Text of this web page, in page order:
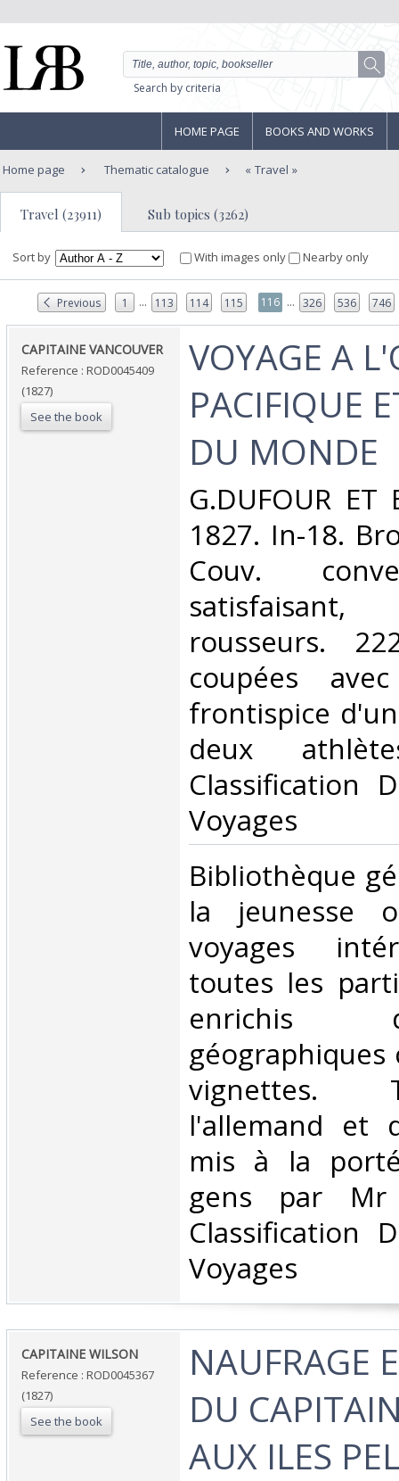
Search by criteria
HOME PAGE BOOKS AND WORKS
Home page Thematic catalogue Travel
Travel (23911) Sub topics (3262)
Sort by With images only Nearby only
Previous 1 ... 113 114 115 116 ... 326 536 746
‎CAPITAINE VANCOUVER‎
Reference : ROD0045409
(1827)
See the book
‎VOYAGE A
PACIFIQUE
DU MONDE‎
‎G.DUFOUR ET
1827. In-18.
Couv.
rousseurs.
coupées
frontispice
deux
Classification
Voyages‎
‎Bibliothèque
la jeunesse
voyages
toutes les
enrichis
vignettes.
l'allemand et
mis à la
gens par Mr
Classification
Voyages‎
‎CAPITAINE WILSON‎
Reference : ROD0045367
(1827)
See the book
‎NAUFRAGE
DU
AUX ILES